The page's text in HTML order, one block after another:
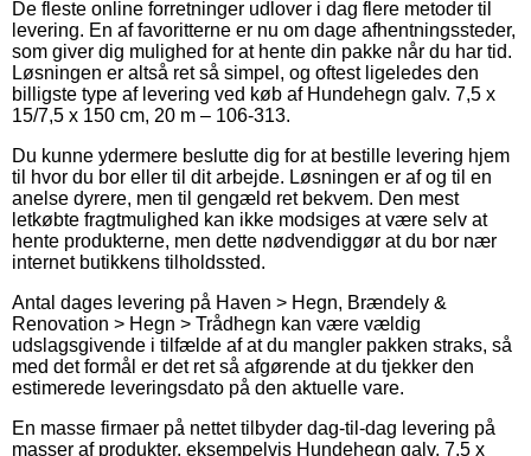
De fleste online forretninger udlover i dag flere metoder til
levering. En af favoritterne er nu om dage afhentningssteder,
som giver dig mulighed for at hente din pakke når du har tid.
Løsningen er altså ret så simpel, og oftest ligeledes den
billigste type af levering ved køb af Hundehegn galv. 7,5 x
15/7,5 x 150 cm, 20 m – 106-313.
Du kunne ydermere beslutte dig for at bestille levering hjem
til hvor du bor eller til dit arbejde. Løsningen er af og til en
anelse dyrere, men til gengæld ret bekvem. Den mest
letkøbte fragtmulighed kan ikke modsiges at være selv at
hente produkterne, men dette nødvendiggør at du bor nær
internet butikkens tilholdssted.
Antal dages levering på Haven > Hegn, Brændely &
Renovation > Hegn > Trådhegn kan være vældig
udslagsgivende i tilfælde af at du mangler pakken straks, så
med det formål er det ret så afgørende at du tjekker den
estimerede leveringsdato på den aktuelle vare.
En masse firmaer på nettet tilbyder dag-til-dag levering på
masser af produkter, eksempelvis Hundehegn galv. 7,5 x